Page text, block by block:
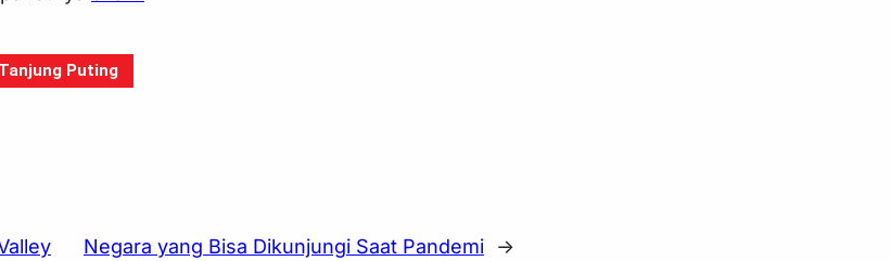
Puting
Negara yang Bisa Dikunjungi Saat Pandemi →